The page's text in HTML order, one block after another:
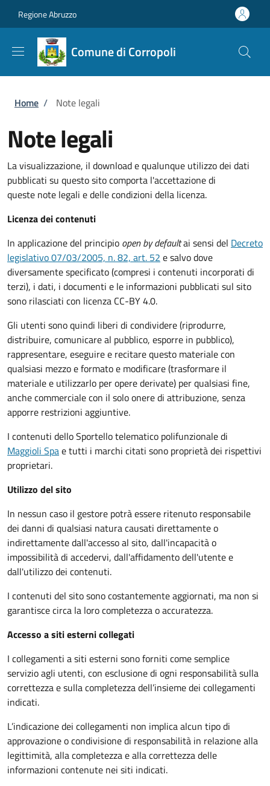
Regione Abruzzo
Comune di Corropoli
Briciole di pane
Home / Note legali
Note legali
La visualizzazione, il download e qualunque utilizzo dei dati
pubblicati su questo sito comporta l'accettazione di
queste note legali e delle condizioni della licenza.
Licenza dei contenuti
In applicazione del principio open by defaultai sensi del Decreto
legislativo 07/03/2005, n. 82, art. 52 e salvo dove
diversamente specificato (compresi i contenuti incorporati di
terzi), i dati, i documenti e le informazioni pubblicati sul sito
sono rilasciati con licenza CC-BY 4.0.
Gli utenti sono quindi liberi di condividere (riprodurre,
distribuire, comunicare al pubblico, esporre in pubblico),
rappresentare, eseguire e recitare questo materiale con
qualsiasi mezzo e formato e modificare (trasformare il
materiale e utilizzarlo per opere derivate) per qualsiasi fine,
anche commerciale con il solo onere di attribuzione, senza
apporre restrizioni aggiuntive.
I contenuti dello Sportello telematico polifunzionaledi
Maggioli Spae tutti i marchi citati sono proprietà dei rispettivi
proprietari.
Utilizzo del sito
In nessun caso il gestore potrà essere ritenuto responsabile
dei danni di qualsiasi natura causati direttamente o
indirettamente dall'accesso al sito, dall'incapacità o
impossibilità di accedervi, dall'affidamento dell'utente e
dall'utilizzo dei contenuti.
I contenuti del sito sono costantemente aggiornati, ma non si
garantisce circa la loro completezza o accuratezza.
Accesso a siti esterni collegati
I collegamenti a siti esterni sono forniti come semplice
servizio agli utenti, con esclusione di ogni responsabilità sulla
correttezza e sulla completezza dell’insieme dei collegamenti
indicati.
L’indicazione dei collegamenti non implica alcun tipo di
approvazione o condivisione di responsabilità in relazione alla
legittimità, alla completezza e alla correttezza delle
informazioni contenute nei siti indicati.